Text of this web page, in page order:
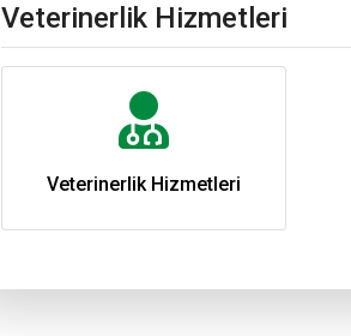
Veterinerlik Hizmetleri
Veterinerlik Hizmetleri